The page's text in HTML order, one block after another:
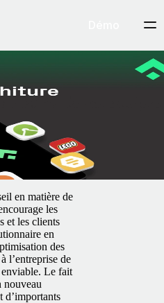
30 % de ses équipes
2025
en matière de
les
et les clients
en
des
l’entreprise de
enviable. Le fait
nouveau
d’importants